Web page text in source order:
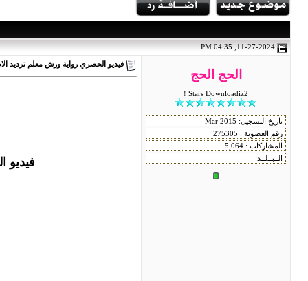
الحج الحج
Stars Downloadiz2 !
فيديو الحصري رواية ورش معلم ترديد
فيديو